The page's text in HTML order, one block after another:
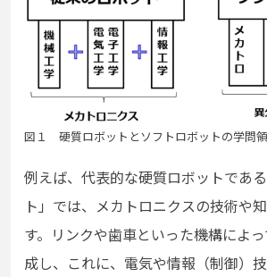
図１ 硬質ロボットとソフトロボットの学問
例えば、代表的な硬質ロボットであ
ト」では、メカトロニクスの技術や
す。リンクや歯車といった機構によ
成し、これに、電気や情報（制御）